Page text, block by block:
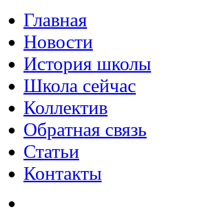
Главная
Новости
История школы
Школа сейчас
Коллектив
Обратная связь
Статьи
Контакты